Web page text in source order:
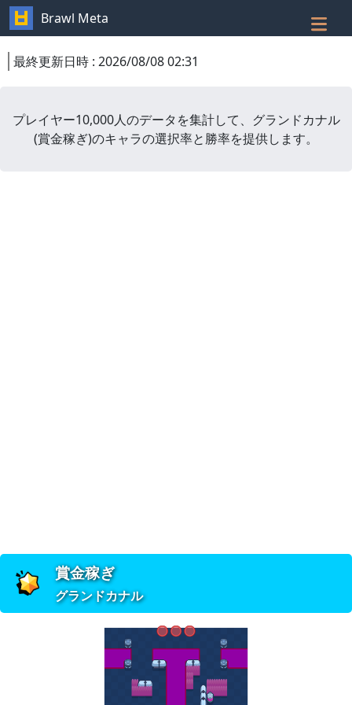
Brawl Meta
最終更新日時 : 2026/08/08 02:31
プレイヤー10,000人のデータを集計して、 グランドカナル
(賞金稼ぎ)のキャラの選択率と勝率を提供します。
賞金稼ぎ
グランドカナル